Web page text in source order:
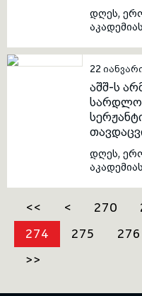
დღეს,
ახალი
ვიზიტის
პასუხის
სტუმრებს
22
აშშ-ს
დღეს,
მთავარი
<< < 270
274
275 276
>>